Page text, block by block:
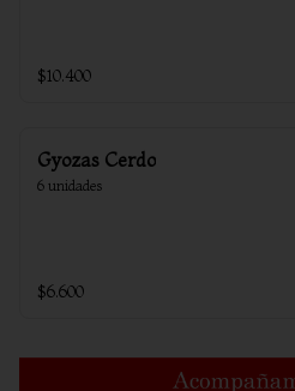
$10.400
Gyozas Cerdo
6 unidades
$6.600